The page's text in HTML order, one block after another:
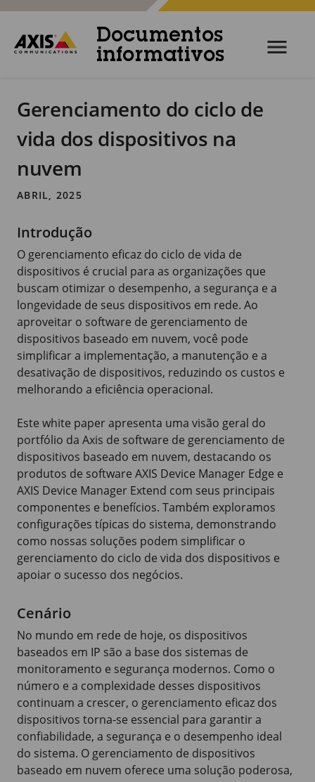
Documentos
informativos
Gerenciamento do ciclo de
vida dos dispositivos na
nuvem
ABRIL, 2025
Introdução
O gerenciamento eficaz do ciclo de vida de
dispositivos é crucial para as organizações que
buscam otimizar o desempenho, a segurança e a
longevidade de seus dispositivos em rede. Ao
aproveitar o software de gerenciamento de
dispositivos baseado em nuvem, você pode
simplificar a implementação, a manutenção e a
desativação de dispositivos, reduzindo os custos e
melhorando a eficiência operacional.
Este white paper apresenta uma visão geral do
portfólio da Axis de software de gerenciamento de
dispositivos baseado em nuvem, destacando os
produtos de software AXIS Device Manager Edge e
AXIS Device Manager Extend com seus principais
componentes e benefícios. Também exploramos
configurações típicas do sistema, demonstrando
como nossas soluções podem simplificar o
gerenciamento do ciclo de vida dos dispositivos e
apoiar o sucesso dos negócios.
Cenário
No mundo em rede de hoje, os dispositivos
baseados em IP são a base dos sistemas de
monitoramento e segurança modernos. Como o
número e a complexidade desses dispositivos
continuam a crescer, o gerenciamento eficaz dos
dispositivos torna-se essencial para garantir a
confiabilidade, a segurança e o desempenho ideal
do sistema. O gerenciamento de dispositivos
baseado em nuvem oferece uma solução poderosa,